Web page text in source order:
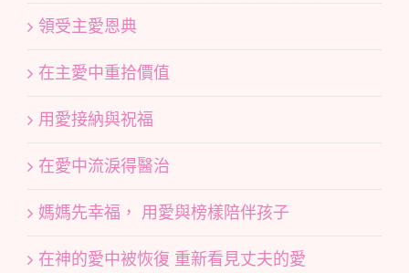
領受主愛恩典
在主愛中重拾價值
用愛接納與祝福
在愛中流淚得醫治
媽媽先幸福， 用愛與榜樣陪伴孩子
在神的愛中被恢復 重新看見丈夫的愛